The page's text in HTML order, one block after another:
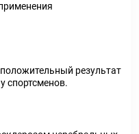
результат
спортсменов.